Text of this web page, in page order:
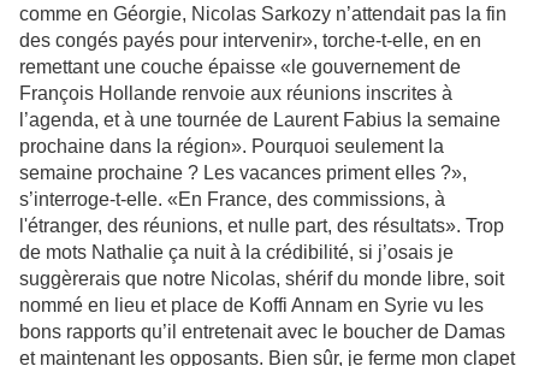
comme en Géorgie, Nicolas Sarkozy n’attendait pas la fin
des congés payés pour intervenir», torche-t-elle, en en
remettant une couche épaisse «le gouvernement de
François Hollande renvoie aux réunions inscrites à
l’agenda, et à une tournée de Laurent Fabius la semaine
prochaine dans la région». Pourquoi seulement la
semaine prochaine ? Les vacances priment elles ?»,
s’interroge-t-elle. «En France, des commissions, à
l'étranger, des réunions, et nulle part, des résultats». Trop
de mots Nathalie ça nuit à la crédibilité, si j’osais je
suggèrerais que notre Nicolas, shérif du monde libre, soit
nommé en lieu et place de Koffi Annam en Syrie vu les
bons rapports qu’il entretenait avec le boucher de Damas
et maintenant les opposants. Bien sûr, je ferme mon clapet